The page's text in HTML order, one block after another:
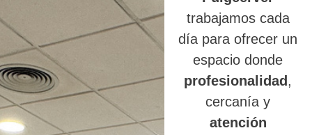
trabajamos cada
día para ofrecer un
espacio donde
profesionalidad ,
cercanía y
atención